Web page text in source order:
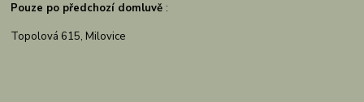
Pouze po předchozí domluvě :
Topolová 615, Milovice